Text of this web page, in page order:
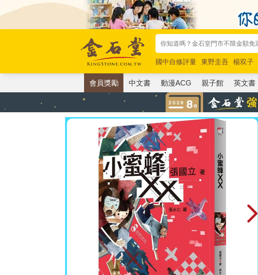
國中自修評量 東野圭吾 楊双子
唯紅花綻放
奧德賽 路邊攤新作
會員獎勵 中文書 動漫ACG 親子館 英文書